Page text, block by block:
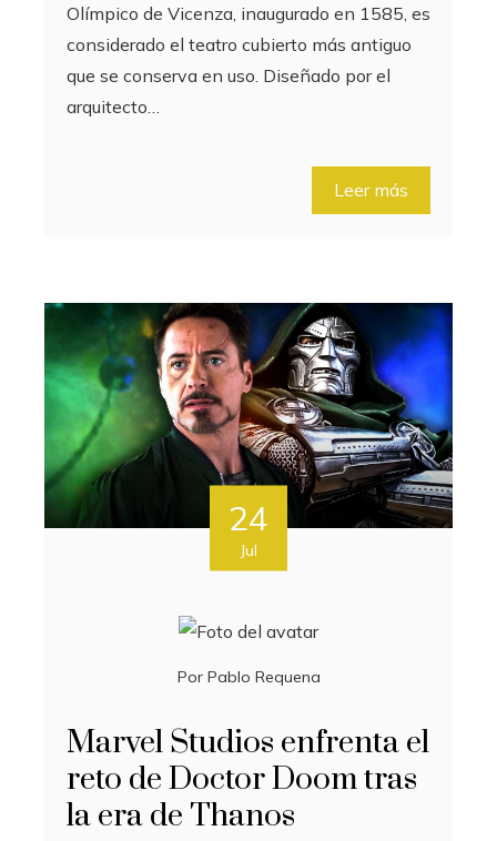
Olímpico de Vicenza, inaugurado en 1585, es
considerado el teatro cubierto más antiguo
que se conserva en uso. Diseñado por el
arquitecto…
Leer más
24
Jul
Por Pablo Requena
Marvel Studios enfrenta el
reto de Doctor Doom tras
la era de Thanos